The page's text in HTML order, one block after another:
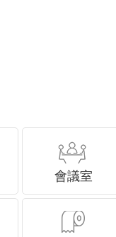
會議室